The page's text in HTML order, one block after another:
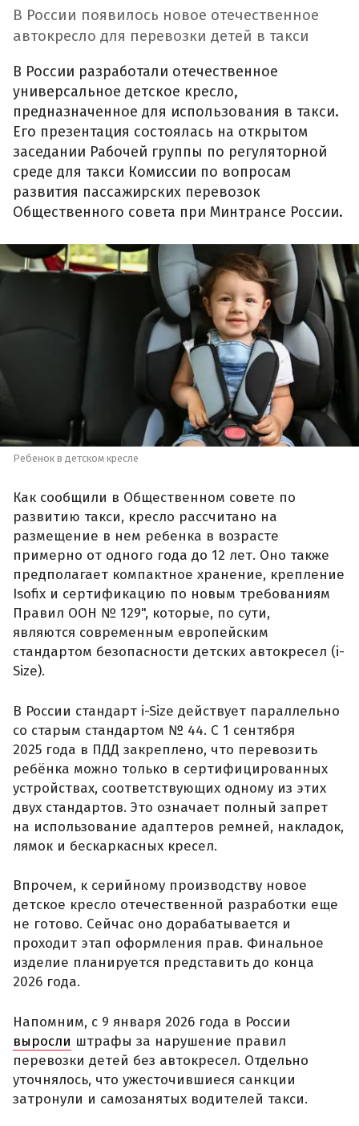
В России появилось новое отечественное
автокресло для перевозки детей в такси
В России разработали отечественное
универсальное детское кресло,
предназначенное для использования в такси.
Его презентация состоялась на открытом
заседании Рабочей группы по регуляторной
среде для такси Комиссии по вопросам
развития пассажирских перевозок
Общественного совета при Минтрансе России.
Ребенок в детском кресле
Как сообщили в Общественном совете по
развитию такси, кресло рассчитано на
размещение в нем ребенка в возрасте
примерно от одного года до 12 лет. Оно также
предполагает компактное хранение, крепление
Isofix и сертификацию по новым требованиям
Правил ООН № 129", которые, по сути,
являются современным европейским
стандартом безопасности детских автокресел (i-
Size).
В России стандарт i-Size действует параллельно
со старым стандартом № 44. С 1 сентября
2025 года в ПДД закреплено, что перевозить
ребёнка можно только в сертифицированных
устройствах, соответствующих одному из этих
двух стандартов. Это означает полный запрет
на использование адаптеров ремней, накладок,
лямок и бескаркасных кресел.
Впрочем, к серийному производству новое
детское кресло отечественной разработки еще
не готово. Сейчас оно дорабатывается и
проходит этап оформления прав. Финальное
изделие планируется представить до конца
2026 года.
Напомним, с 9 января 2026 года в России
выросли штрафы за нарушение правил
перевозки детей без автокресел. Отдельно
уточнялось, что ужесточившиеся санкции
затронули и самозанятых водителей такси.